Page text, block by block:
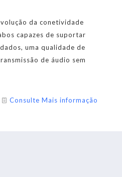
da conetividade
capazes de suportar
uma qualidade de
de áudio sem
Consulte Mais informação